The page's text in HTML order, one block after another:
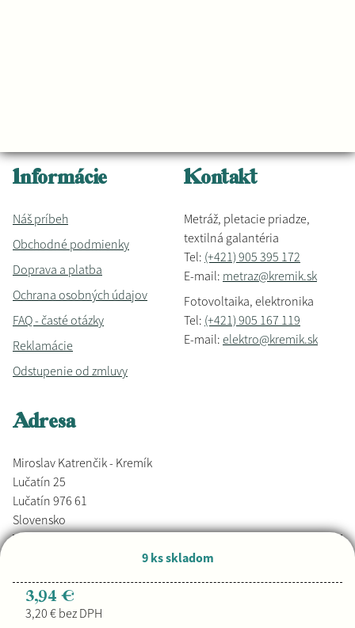
9 ks skladom
3,94 €
3,20 € bez DPH
Informácie
Náš príbeh
Obchodné podmienky
Doprava a platba
Ochrana osobných údajov
FAQ - časté otázky
Reklamácie
Odstupenie od zmluvy
Kontakt
Metráž, pletacie priadze,
textilná galantéria
Tel: (+421) 905 395 172
E-mail: metraz@kremik.sk
Fotovoltaika, elektronika
Tel: (+421) 905 167 119
E-mail: elektro@kremik.sk
Adresa
Miroslav Katrenčik - Kremík
Lučatín 25
Lučatín 976 61
Slovensko